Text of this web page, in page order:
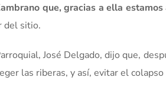
que, gracias a ella
del sitio.
José Delgado, dijo que,
las riberas, y así, evitar el